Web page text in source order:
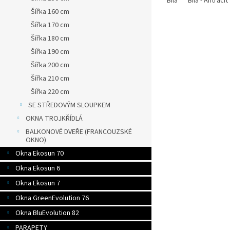
Šířka 160 cm
Šířka 170 cm
Šířka 180 cm
Šířka 190 cm
Šířka 200 cm
Šířka 210 cm
Šířka 220 cm
SE STŘEDOVÝM SLOUPKEM
OKNA TROJKŘÍDLÁ
BALKONOVÉ DVEŘE (FRANCOUZSKÉ
OKNO)
Okna Ekosun 70
Okna Ekosun 6
Okna Ekosun 7
Okna GreenEvolution 76
Okna BluEvolution 82